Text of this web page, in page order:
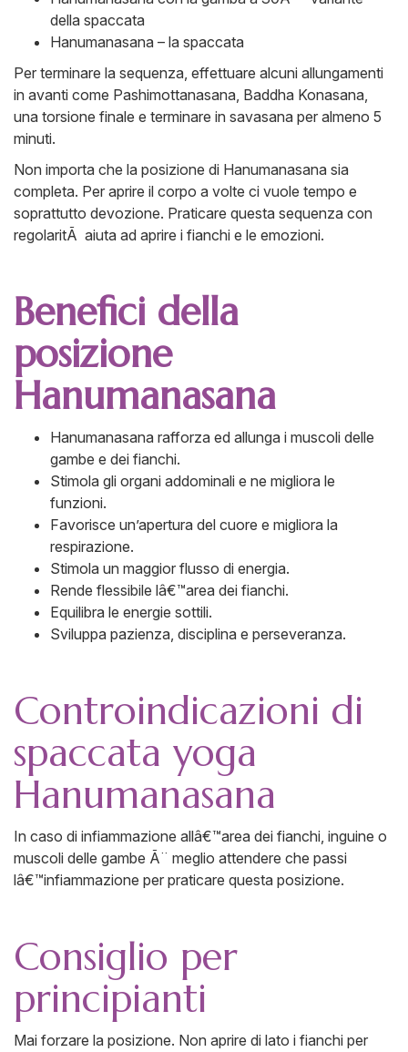
della spaccata
Hanumanasana – la spaccata
Per terminare la sequenza, effettuare alcuni allungamenti
in avanti come Pashimottanasana, Baddha Konasana,
una torsione finale e terminare in savasana per almeno 5
minuti.
Non importa che la posizione di Hanumanasana sia
completa. Per aprire il corpo a volte ci vuole tempo e
soprattutto devozione. Praticare questa sequenza con
regolaritÃ aiuta ad aprire i fianchi e le emozioni.
Benefici della
posizione
Hanumanasana
Hanumanasana rafforza ed allunga i muscoli delle
gambe e dei fianchi.
Stimola gli organi addominali e ne migliora le
funzioni.
Favorisce un’apertura del cuore e migliora la
respirazione.
Stimola un maggior flusso di energia.
Rende flessibile lâ€™area dei fianchi.
Equilibra le energie sottili.
Sviluppa pazienza, disciplina e perseveranza.
Controindicazioni di
spaccata yoga
Hanumanasana
In caso di infiammazione allâ€™area dei fianchi, inguine o
muscoli delle gambe Ã¨ meglio attendere che passi
lâ€™infiammazione per praticare questa posizione.
Consiglio per
principianti
Mai forzare la posizione. Non aprire di lato i fianchi per